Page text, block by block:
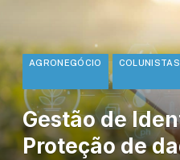
AGRONEGÓCIO COLUNISTAS
Gestão de
Proteção de